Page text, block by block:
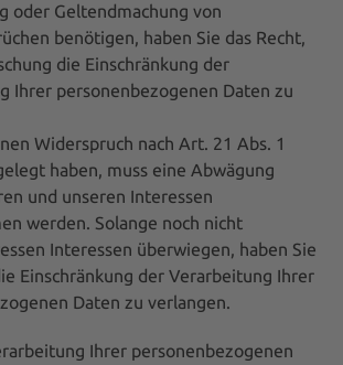
oder Geltendmachung von
benötigen, haben Sie das Recht,
die Einschränkung der
Ihrer personenbezogenen Daten zu
Widerspruch nach Art. 21 Abs. 1
haben, muss eine Abwägung
und unseren Interessen
werden. Solange noch nicht
Interessen überwiegen, haben Sie
Einschränkung der Verarbeitung Ihrer
Daten zu verlangen.
Ihrer personenbezogenen